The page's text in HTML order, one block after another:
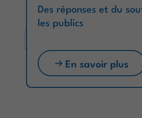
Des réponses et du
les publics
En savoir plus